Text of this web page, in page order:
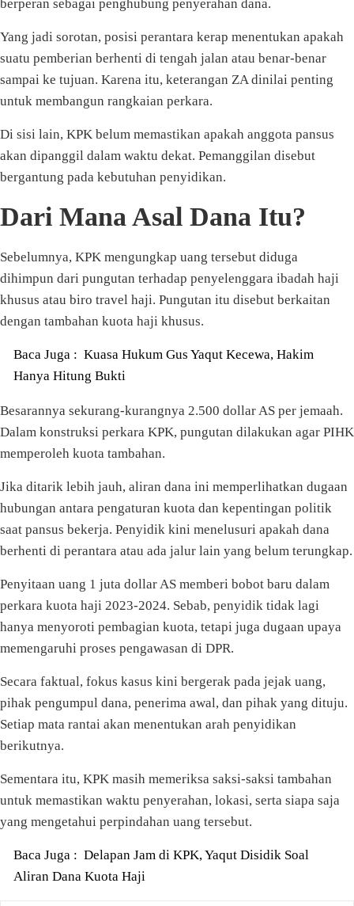
berperan sebagai penghubung penyerahan dana.
Yang jadi sorotan, posisi perantara kerap menentukan apakah
suatu pemberian berhenti di tengah jalan atau benar-benar
sampai ke tujuan. Karena itu, keterangan ZA dinilai penting
untuk membangun rangkaian perkara.
Di sisi lain, KPK belum memastikan apakah anggota pansus
akan dipanggil dalam waktu dekat. Pemanggilan disebut
bergantung pada kebutuhan penyidikan.
Dari Mana Asal Dana Itu?
Sebelumnya, KPK mengungkap uang tersebut diduga
dihimpun dari pungutan terhadap penyelenggara ibadah haji
khusus atau biro travel haji. Pungutan itu disebut berkaitan
dengan tambahan kuota haji khusus.
Baca Juga : Kuasa Hukum Gus Yaqut Kecewa, Hakim
Hanya Hitung Bukti
Besarannya sekurang-kurangnya 2.500 dollar AS per jemaah.
Dalam konstruksi perkara KPK, pungutan dilakukan agar PIHK
memperoleh kuota tambahan.
Jika ditarik lebih jauh, aliran dana ini memperlihatkan dugaan
hubungan antara pengaturan kuota dan kepentingan politik
saat pansus bekerja. Penyidik kini menelusuri apakah dana
berhenti di perantara atau ada jalur lain yang belum terungkap.
Penyitaan uang 1 juta dollar AS memberi bobot baru dalam
perkara kuota haji 2023-2024. Sebab, penyidik tidak lagi
hanya menyoroti pembagian kuota, tetapi juga dugaan upaya
memengaruhi proses pengawasan di DPR.
Secara faktual, fokus kasus kini bergerak pada jejak uang,
pihak pengumpul dana, penerima awal, dan pihak yang dituju.
Setiap mata rantai akan menentukan arah penyidikan
berikutnya.
Sementara itu, KPK masih memeriksa saksi-saksi tambahan
untuk memastikan waktu penyerahan, lokasi, serta siapa saja
yang mengetahui perpindahan uang tersebut.
Baca Juga : Delapan Jam di KPK, Yaqut Disidik Soal
Aliran Dana Kuota Haji